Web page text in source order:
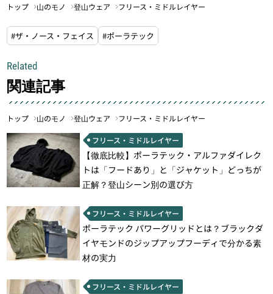
トップ 山のモノ 登山ウェア フリース・ミドルレイヤー
#ザ・ノース・フェイス #ポーラテック
Related
関連記事
トップ 山のモノ 登山ウェア フリース・ミドルレイヤー
フリース・ミドルレイヤー
【徹底比較】ポーラテック・アルファダイレク
トは「フードあり」と「ジャケット」どっちが
正解？登山シーン別の選び方
フリース・ミドルレイヤー
ポーラテック パワーグリッドとは？ブラックダ
イヤモンドのジップアップフーディで分かる素
材の実力
フリース・ミドルレイヤー